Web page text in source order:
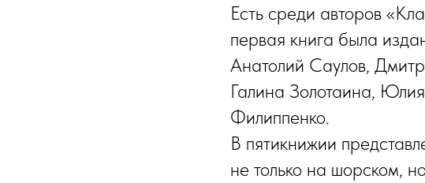
Есть среди авторов
первая книга была
Анатолий Саулов,
Галина Золотаина,
Филиппенко.
В пятикнижии
не только на шорском,